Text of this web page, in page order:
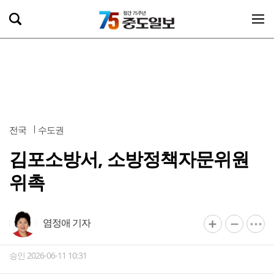
전국 수도권
김포소방서, 소방정책자문위원
위촉
염정애 기자
승인 2026-06-11 10:31